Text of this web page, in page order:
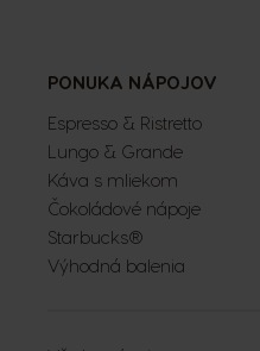
PONUKA NÁPOJOV
Espresso & Ristretto
Lungo & Grande
Káva s mliekom
Čokoládové nápoje
Starbucks®
Výhodná balenia